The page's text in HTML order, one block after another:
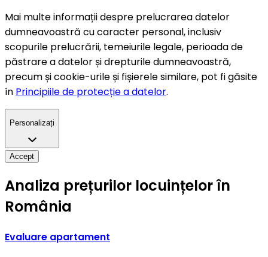
Mai multe informații despre prelucrarea datelor
dumneavoastră cu caracter personal, inclusiv
scopurile prelucrării, temeiurile legale, perioada de
păstrare a datelor și drepturile dumneavoastră,
precum și cookie-urile și fișierele similare, pot fi găsite
în Principiile de protecție a datelor.
Personalizați
Accept
Analiza prețurilor locuințelor în
România
Evaluare apartament